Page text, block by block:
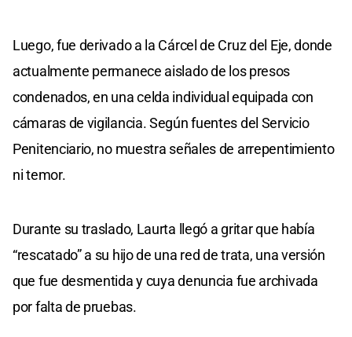
Luego, fue derivado a la Cárcel de Cruz del Eje, donde
actualmente permanece aislado de los presos
condenados, en una celda individual equipada con
cámaras de vigilancia. Según fuentes del Servicio
Penitenciario, no muestra señales de arrepentimiento
ni temor.
Durante su traslado, Laurta llegó a gritar que había
“rescatado” a su hijo de una red de trata, una versión
que fue desmentida y cuya denuncia fue archivada
por falta de pruebas.